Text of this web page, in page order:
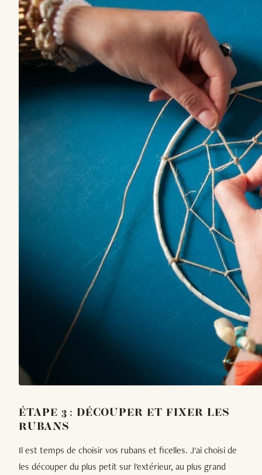
ÉTAPE 3 : DÉCOUPER ET FIXER LES
RUBANS
Il est temps de choisir vos rubans et ficelles. J'ai choisi de
les découper du plus petit sur l'extérieur, au plus grand